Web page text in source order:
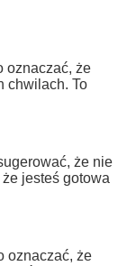
oznaczać, że
chwilach. To
że nie
jesteś gotowa
oznaczać, że